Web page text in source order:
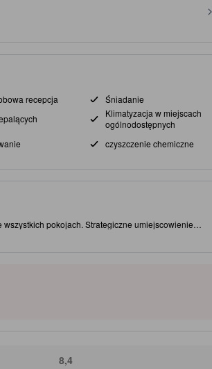
recepcja
Śniadanie
Klimatyzacja w miejscach
ogólnodostępnych
czyszczenie chemiczne
pokojach. Strategiczne umiejscowienie
zobacz słynne atrakcje, takie jak Chinatown. Ten 3.0-
i komfort pobytu.
8,4